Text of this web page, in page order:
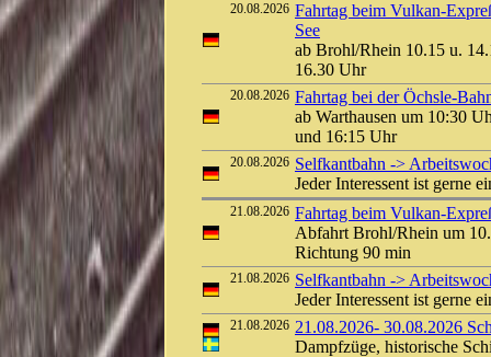
20.08.2026 Fahrtag beim Vulkan-
See
ab Brohl/Rhein 10.15 u.
16.30 Uhr
20.08.2026 Fahrtag bei der Öchsle-
ab Warthausen um 10:30
und 16:15 Uhr
20.08.2026 Selfkantbahn ->
Jeder Interessent ist gerne
21.08.2026 Fahrtag beim Vulkan-
Abfahrt Brohl/Rhein um
Richtung 90 min
21.08.2026 Selfkantbahn ->
Jeder Interessent ist gerne
21.08.2026 21.08.2026- 30.08.2026
Dampfzüge, historische